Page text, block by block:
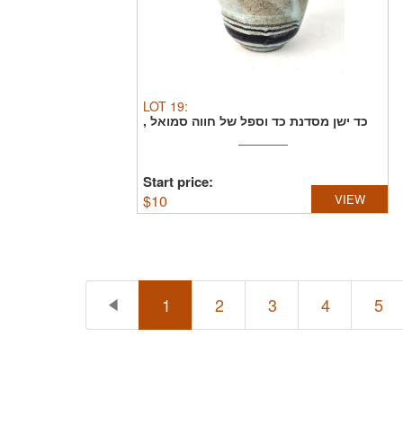
LOT 19:
כד ישן מסדנת כד וספל של חווה סמואל ,
Start price:
$10 VIEW
1 2 3 4 5